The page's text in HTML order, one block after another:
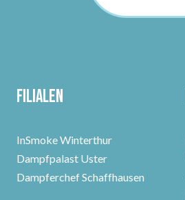
Filialen
InSmoke Winterthur
Dampfpalast Uster
Dampferchef Schaffhausen